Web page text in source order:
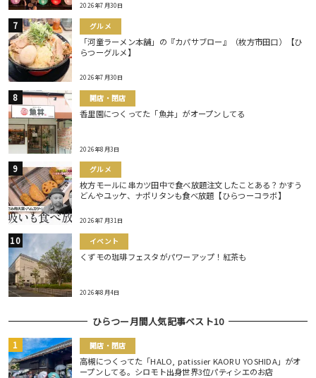
2026年7月30日
グルメ
「河童ラーメン本舗」の『カパサブロー』（枚方市田口）【ひ
らつーグルメ】
2026年7月30日
開店・閉店
香里園につくってた「魚丼」がオープンしてる
2026年8月3日
グルメ
枚方モールに串カツ田中で食べ放題注文したことある？かすう
どんやユッケ、ナポリタンも食べ放題【ひらつーコラボ】
2026年7月31日
イベント
くずモの珈琲フェスタがパワーアップ！紅茶も
2026年8月4日
ひらつー月間人気記事ベスト10
開店・閉店
高槻につくってた「HALO, patissier KAORU YOSHIDA」がオ
ープンしてる。シロモト出身世界3位パティシエのお店